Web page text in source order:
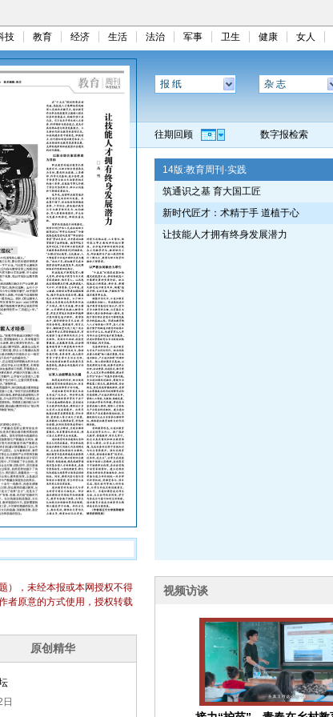
技 教育 经济 生活 法治 军事 卫生 健康 女人
报 纸 杂 志
往期回顾 数字报检索
14版:教育周刊·实践
筑通识之基 育大国工匠
新时代匠才：术精于手 道植于心
让技能人才拥有终身发展潜力